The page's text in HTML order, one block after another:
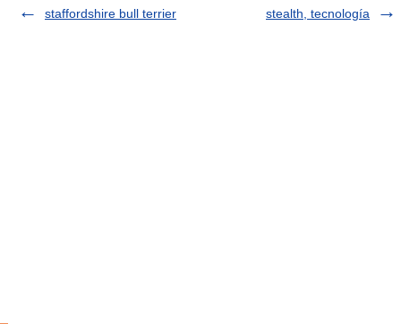
staffordshire bull terrier
stealth, tecnología